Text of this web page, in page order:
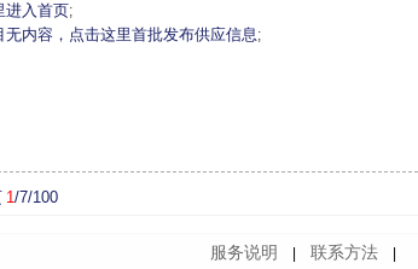
进入首页;
无内容，点击这里首批发布供应信息;
1/7/100
服务说明 联系方法|